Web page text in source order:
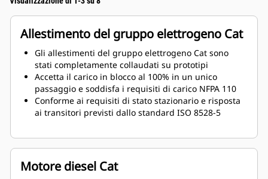
Allestimento del gruppo elettrogeno Cat
Gli allestimenti del gruppo elettrogeno Cat sono
stati completamente collaudati su prototipi
Accetta il carico in blocco al 100% in un unico
passaggio e soddisfa i requisiti di carico NFPA 110
Conforme ai requisiti di stato stazionario e risposta
ai transitori previsti dallo standard ISO 8528-5
Motore diesel Cat